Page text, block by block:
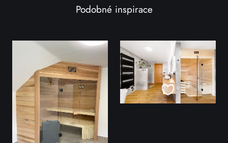
Podobné inspirace